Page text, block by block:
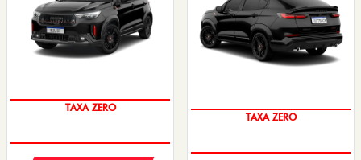
SAIA DE FIAT 0KM
SAIA DE FIAT 0KM